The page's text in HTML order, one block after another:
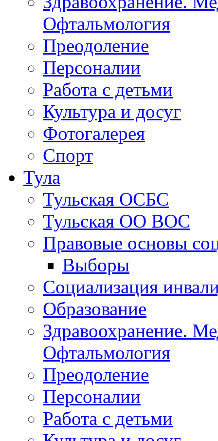
Здравоохранение.
Офтальмология
Преодоление
Персоналии
Работа с детьми
Культура и досуг
Фотогалерея
Спорт
Тула
Тульская ОСБС
Тульская ОО ВОС
Правовые основы
Выборы
Социализация
Образование
Здравоохранение.
Офтальмология
Преодоление
Персоналии